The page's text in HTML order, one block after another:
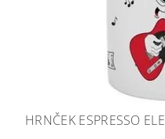
HRNČEK ESPRESSO